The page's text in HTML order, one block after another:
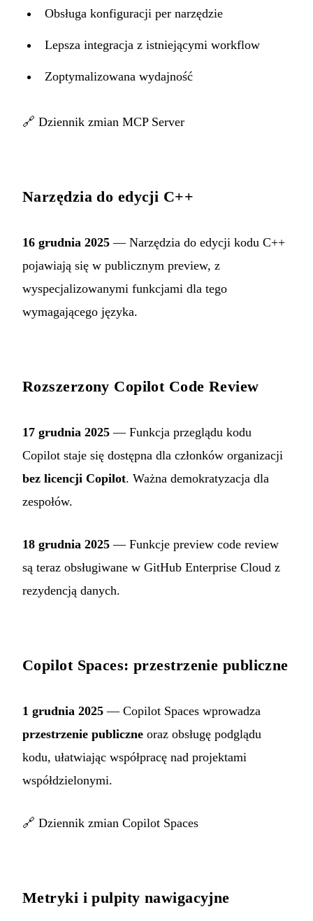
Obsługa konfiguracji per narzędzie
Lepsza integracja z istniejącymi workflow
Zoptymalizowana wydajność
🔗 Dziennik zmian MCP Server
Narzędzia do edycji C++
16 grudnia 2025 — Narzędzia do edycji kodu C++
pojawiają się w publicznym preview, z
wyspecjalizowanymi funkcjami dla tego
wymagającego języka.
Rozszerzony Copilot Code Review
17 grudnia 2025 — Funkcja przeglądu kodu
Copilot staje się dostępna dla członków organizacji
bez licencji Copilot. Ważna demokratyzacja dla
zespołów.
18 grudnia 2025 — Funkcje preview code review
są teraz obsługiwane w GitHub Enterprise Cloud z
rezydencją danych.
Copilot Spaces: przestrzenie publiczne
1 grudnia 2025 — Copilot Spaces wprowadza
przestrzenie publiczne oraz obsługę podglądu
kodu, ułatwiając współpracę nad projektami
współdzielonymi.
🔗 Dziennik zmian Copilot Spaces
Metryki i pulpity nawigacyjne